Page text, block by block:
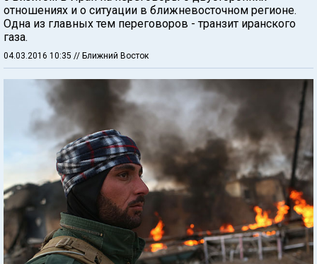
отношениях и о ситуации в ближневосточном регионе.
Одна из главных тем переговоров - транзит иранского
газа.
04.03.2016 10:35 // Ближний Восток